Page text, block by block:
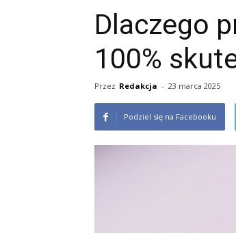
Dlaczego
100%
Przez Redakcja - 23 marca 2025
Podziel się na Facebooku